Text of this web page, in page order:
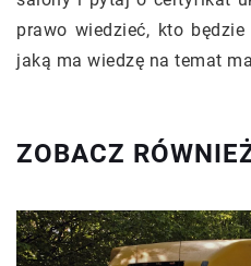
prawo wiedzieć, kto
jaką ma wiedzę na temat
ZOBACZ